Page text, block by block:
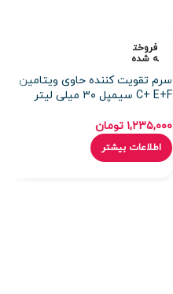
فروخت
ه شده
سرم تقویت کننده حاوی ویتامین
C+ E+F سیمپل ۳۰ میلی لیتر
۱,۲۳۵,۰۰۰ تومان
اطلاعات بیشتر